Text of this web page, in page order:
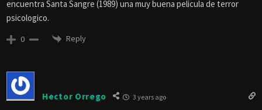
encuentra Santa Sangre (1989) una muy buena pelicula de terror
psicologico.
0 Reply
Hector Orrego 3 years ago